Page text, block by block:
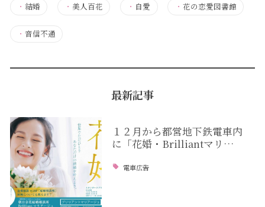
・ 結婚 ・美人百花 ・ 自愛 ・ 花の恋愛図書館
・ 音信不通
最新記事
１２月から都営地下鉄電車内
に「花婚・Brilliantマリ…
電車広告